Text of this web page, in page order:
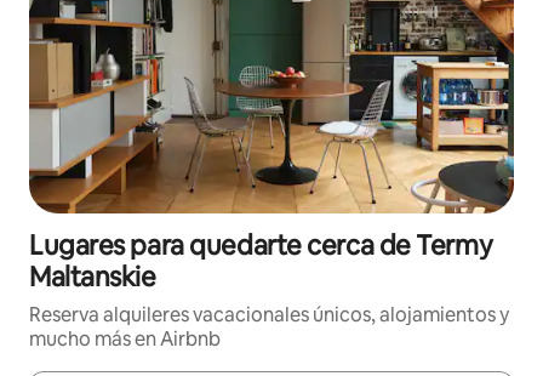
Lugares para quedarte cerca de Termy
Maltanskie
Reserva alquileres vacacionales únicos, alojamientos y
mucho más en Airbnb